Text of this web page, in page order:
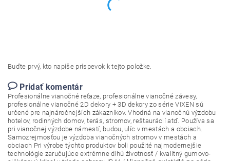
Buďte prvý, kto napíše príspevok k tejto položke.
Pridať komentár
Profesionálne vianočné reťaze, profesionálne vianočné závesy,
profesionálne vianočné 2D dekory + 3D dekory zo série VIXEN sú
určené pre najnáročnejších zákazníkov. Vhodná na vianočnú výzdobu
hotelov, rodinných domov, terás, stromov, reštaurácií atď. Používa sa
pri vianočnej výzdobe námestí, budou, ulíc v mestách a obciach.
Samozrejmosťou je výzdoba vianočných stromov v mestách a
obciach Pri výrobe týchto produktov boli použité najmodernejšie
technológie zaručujúce extrémne dlhú životnosť / kvalitný gumovo-